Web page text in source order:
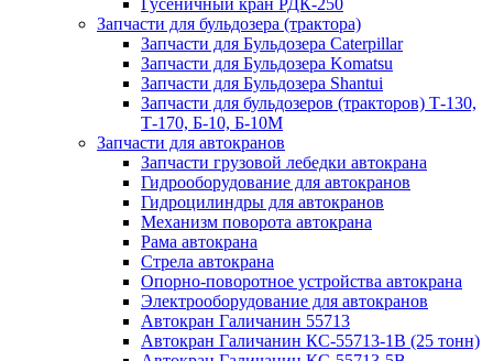
Гусеничный кран РДК-250
Запчасти для бульдозера (трактора)
Запчасти для Бульдозера Caterpillar
Запчасти для Бульдозера Komatsu
Запчасти для Бульдозера Shantui
Запчасти для бульдозеров (тракторов) Т-130,
Т-170, Б-10, Б-10М
Запчасти для автокранов
Запчасти грузовой лебедки автокрана
Гидрооборудование для автокранов
Гидроцилиндры для автокранов
Механизм поворота автокрана
Рама автокрана
Стрела автокрана
Опорно-поворотное устройства автокрана
Электрооборудование для автокранов
Автокран Галичанин 55713
Автокран Галичанин КС-55713-1В (25 тонн)